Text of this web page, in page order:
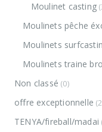
Moulinet casting
Moulinets pêche
Moulinets
Moulinets traine
Non classé (0)
offre exceptionnelle
TENYA/fireball/madai